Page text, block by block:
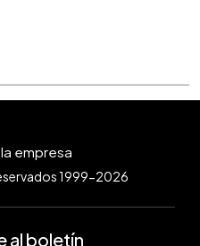
1999-2026
al boletín